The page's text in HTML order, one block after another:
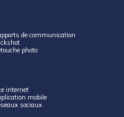
de communication
photo
internet
mobile
sociaux